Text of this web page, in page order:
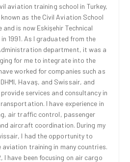
aviation training school in Turkey,
as the Civil Aviation School
is now Eskişehir Technical
1991. As I graduated from the
department, it was a
for me to integrate into the
worked for companies such as
Havaş, and Swissair, and
services and consultancy in
I have experience in
air traffic control, passenger
aircraft coordination. During my
I had the opportunity to
aviation training in many countries.
I have been focusing on air cargo